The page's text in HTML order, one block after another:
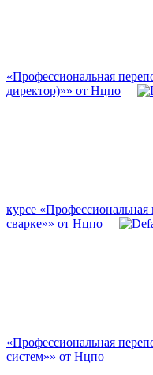
«Профессиональная
директор)»» от Нцпо
курсе
сварке»» от Нцпо
«Профессиональная
систем»» от Нцпо